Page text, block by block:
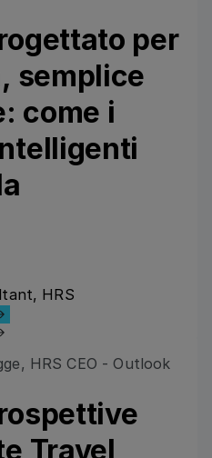
per
semplice
come i
HRS
Ansehen
Travel